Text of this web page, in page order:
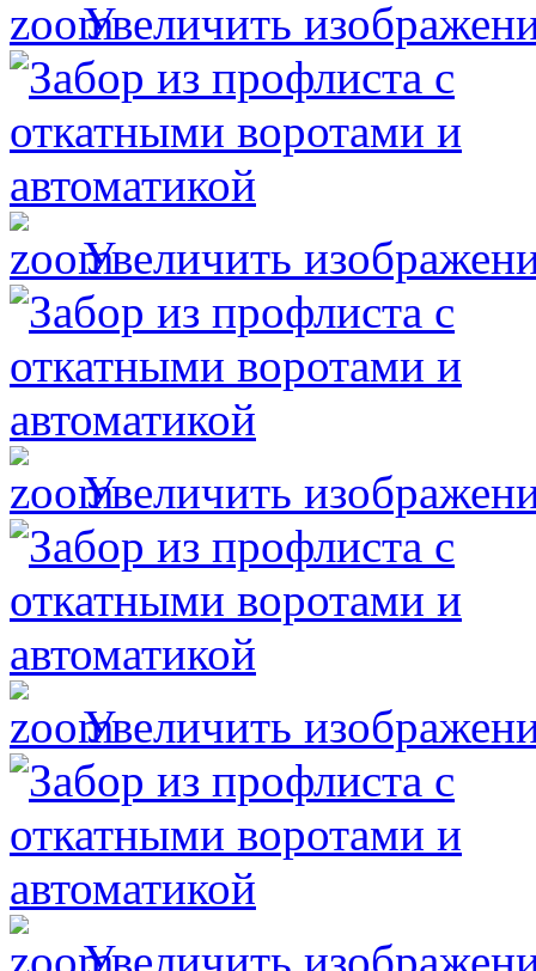
Увеличить
Увеличить
Увеличить
Увеличить